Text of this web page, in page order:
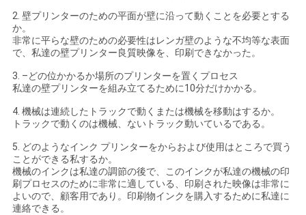
2. 壁プリンターのための平面が壁に沿って動くことを必要とする
か。
非常に平らな壁のための必要性はレンガ壁のような不均等な表面
で、私達の壁プリンター良質映像を、印刷できなかった。
3. –どの位かかるか場所のプリンターを置くプロセス
私達の壁プリンターを組み立てるために10分だけかかる。
4. 機械は連続したトラックで動くまたは機械を移動はするか。
トラックで動くのは機械、ないトラック動いているである。
5. どのようなインク プリンターをからおよび使用はところで買う
ことができる私するか。
機械のインクは私達の調節の後で、このインクが私達の機械の印
刷プロセスのために非常に適している、印刷された映像は非常に
よいので、顧客用であり。印刷物インクを購入するために私達に
連絡できる。